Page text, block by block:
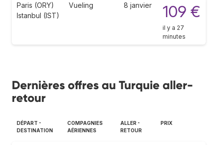
Paris (ORY)
Istanbul (IST)
Vueling 8 janvier 109 €
il y a 27
minutes
Dernières offres au Turquie aller-
retour
DÉPART -
DESTINATION
COMPAGNIES
AÉRIENNES
ALLER -
RETOUR
PRIX